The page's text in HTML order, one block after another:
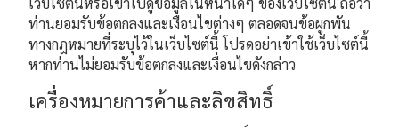
ท่านยอมรับข้อตกลงและเงื่อนไขต่างๆ ตลอดจนข้อผูกพัน
ทางกฎหมายที่ระบุไว้ในเว็บไซต์นี้ โปรดอย่าเข้าใช้เว็บไซต์นี้
หากท่านไม่ยอมรับข้อตกลงและเงื่อนไขดังกล่าว
เครื่องหมายการค้าและลิขสิทธิ์